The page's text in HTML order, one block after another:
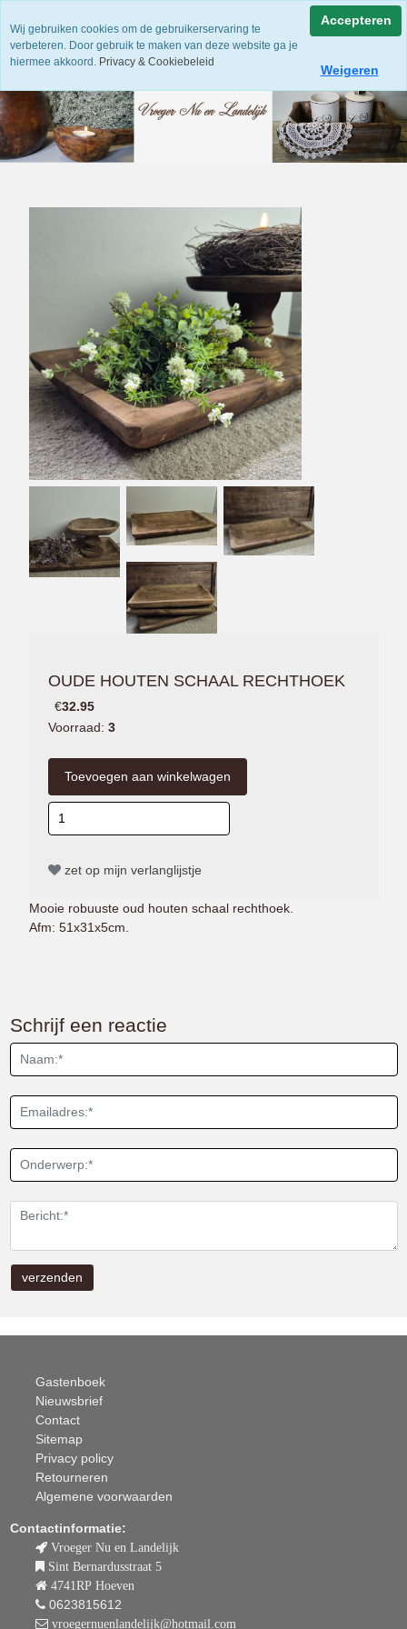
OUDE HOUTEN SCHAAL RECHTHOEK
€32.95
Voorraad: 3
zet op mijn verlanglijstje
Mooie robuuste oud houten schaal rechthoek.
Afm: 51x31x5cm.
Schrijf een reactie
Gastenboek
Nieuwsbrief
Contact
Sitemap
Privacy policy
Retourneren
Algemene voorwaarden
Contactinformatie:
Vroeger Nu en Landelijk
Sint Bernardusstraat 5
4741RP Hoeven
0623815612
vroegernuenlandelijk@hotmail.com
Wij gebruiken cookies om de gebruikerservaring te
verbeteren. Door gebruik te maken van deze website ga je
hiermee akkoord. Privacy & Cookiebeleid
Accepteren
Weigeren